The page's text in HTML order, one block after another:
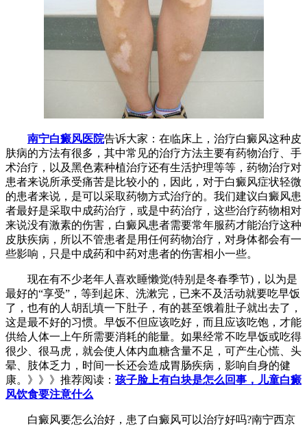
南宁白癜风医院告诉大家：在临床上，治疗白癜风这种皮
肤病的方法有很多，其中常见的治疗方法主要有药物治疗、手
术治疗，以及黑色素种植治疗还有生活护理等等，药物治疗对
患者来说所承受痛苦是比较小的，因此，对于白癜风症状轻微
的患者来说，是可以采取药物方式治疗的。我们建议白癜风患
者最好是采取中成药治疗，或是中药治疗，这些治疗药物相对
来说没有激素的伤害，白癜风患者需要常年服药才能治疗这种
皮肤疾病，所以不管患者是用任何药物治疗，对身体都会有一
些影响，只是中成药和中药对患者的伤害相小一些。
现在有不少老年人喜欢睡懒觉(特别是冬春季节)，以为是
最好的“享受”，等到起床、洗漱完，已来不及活动就要吃早饭
了，也有的人胡乱填一下肚子，有的甚至饿着肚子就出去了，
这是最不好的习惯。早饭不但应该吃好，而且应该吃饱，才能
供给人体一上午所需要消耗的能量。如果经常不吃早饭或吃得
很少、很马虎，就会使人体内血糖含量不足，可产生心慌、头
晕、肢体乏力，时间一长还会造成胃肠疾病，影响自身的健
康。》》》推荐阅读： 孩子脸上有白块是怎么回事，儿童白癜
风饮食要注意什么
白癜风要怎么治好，患了白癜风可以治疗好吗?南宁西京